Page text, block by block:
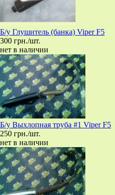
Б/у Глушитель (банка) Viper F5
300 грн./шт.
нет в наличии
Б/у Выхлопная труба #1 Viper F5
250 грн./шт.
нет в наличии